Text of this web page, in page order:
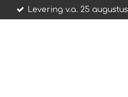
Levering v.a. 25 augustus